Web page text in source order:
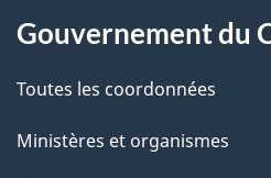
site
Gouvernement du
Toutes les coordonnées
Ministères et organismes